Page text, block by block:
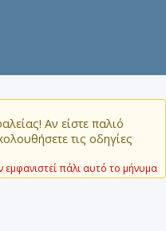
Αν είστε παλιό
τις οδηγίες
εμφανιστεί πάλι αυτό το μήνυμα